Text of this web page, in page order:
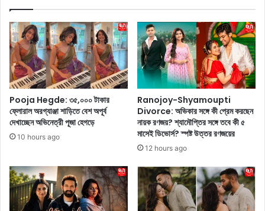
N
E
E
T
প্র
শ্ন
প
ত্র
ফাঁ
সে
প্র
তি
বা
দে
:
৪
০
দি
নে
২
টি
চ
অ
ক্টো
ব
র
Pooja Hegde: ৩৫,০০০ টাকার
ফ্লোরাল অরগ্যাঞ্জা শাড়িতে বেশ অপূর্ব
দেখাচ্ছেন অভিনেত্রী পূজা হেগড়ে
10 hours ago
Ranojoy-Shyamoupti
Divorce: অভিকার সঙ্গে কী প্রেম করছেন
নায়ক রণজয়? শ্যামৌপ্তির সঙ্গে তবে কী ৫
মাসেই ডিভোর্স? স্পষ্ট উত্তর রণজয়ের
12 hours ago